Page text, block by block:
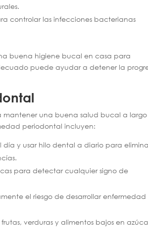
controlar las infecciones bacterianas
buena higiene bucal en casa para
puede ayudar a detener la
una buena salud bucal a largo
periodontal incluyen:
día y usar hilo dental a diario para
para detectar cualquier signo de
el riesgo de desarrollar enfermedad
verduras y alimentos bajos en